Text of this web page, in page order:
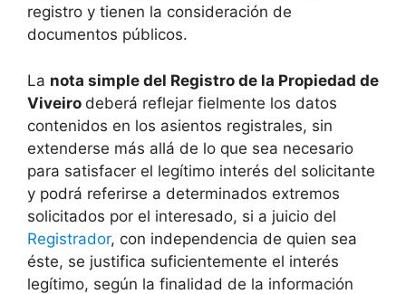
registro y tienen la consideración de
documentos públicos.
La nota simple del Registro de la Propiedad de
Viveiro deberá reflejar fielmente los datos
contenidos en los asientos registrales, sin
extenderse más allá de lo que sea necesario
para satisfacer el legítimo interés del solicitante
y podrá referirse a determinados extremos
solicitados por el interesado, si a juicio del
Registrador, con independencia de quien sea
éste, se justifica suficientemente el interés
legítimo, según la finalidad de la información